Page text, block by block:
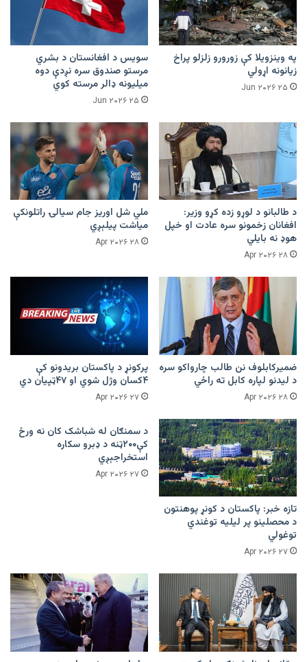
په وینزویلا کې زورورو زلزلو پراخ
زیانونه اړولي
۲۵ Jun ۲۰۲۶
سویس د افغانستان د بشري
مرستو صندوق سره نږدې دوه
میلیونه ډالر مرسته کوي
۲۵ Jun ۲۰۲۶
د طالبانو د لوړو زده کړو وزیر:
افغانان زخمونو سره عادت او خپل
هوډ نه بایلي
۲۸ Apr ۲۰۲۶
ملي شل اوریز جام سیالۍ راتلونکې
میاشت پیلېږي
۲۸ Apr ۲۰۲۶
ضمیرکابلوف نن طالب چارواکو سره
د لیدنو لپاره کابل ته راځي
۲۸ Apr ۲۰۲۶
پرکونړ د پاکستان بریدونو کې
۴کسان وژل شوي او ۴۷ټپیان دي
۲۷ Apr ۲۰۲۶
تازه خبر: پاکستان د کونړ پوهنتون
د محصلینو پر لیلیه توغندي
توغولي
۲۷ Apr ۲۰۲۶
د سمنګان له شباشک کان نه ورځ
کې۲۰۰ټنه د ډبرو سکاره
استخراجېږي
۲۷ Apr ۲۰۲۶